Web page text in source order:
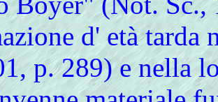
d' età tarda
p. 289) e nella